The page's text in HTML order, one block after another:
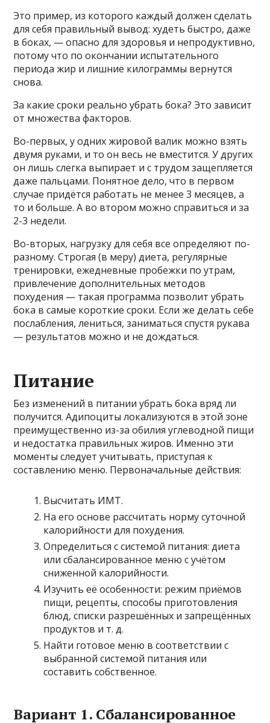
Это пример, из которого каждый должен сделать
для себя правильный вывод: худеть быстро, даже
в боках, — опасно для здоровья и непродуктивно,
потому что по окончании испытательного
периода жир и лишние килограммы вернутся
снова.
За какие сроки реально убрать бока? Это зависит
от множества факторов.
Во-первых, у одних жировой валик можно взять
двумя руками, и то он весь не вместится. У других
он лишь слегка выпирает и с трудом защепляется
даже пальцами. Понятное дело, что в первом
случае придётся работать не менее 3 месяцев, а
то и больше. А во втором можно справиться и за
2-3 недели.
Во-вторых, нагрузку для себя все определяют по-
разному. Строгая (в меру) диета, регулярные
тренировки, ежедневные пробежки по утрам,
привлечение дополнительных методов
похудения — такая программа позволит убрать
бока в самые короткие сроки. Если же делать себе
послабления, лениться, заниматься спустя рукава
— результатов можно и не дождаться.
Питание
Без изменений в питании убрать бока вряд ли
получится. Адипоциты локализуются в этой зоне
преимущественно из-за обилия углеводной пищи
и недостатка правильных жиров. Именно эти
моменты следует учитывать, приступая к
составлению меню. Первоначальные действия:
Высчитать ИМТ.
На его основе рассчитать норму суточной
калорийности для похудения.
Определиться с системой питания: диета
или сбалансированное меню с учётом
сниженной калорийности.
Изучить её особенности: режим приёмов
пищи, рецепты, способы приготовления
блюд, списки разрешённых и запрещённых
продуктов и т. д.
Найти готовое меню в соответствии с
выбранной системой питания или
составить собственное.
Вариант 1. Сбалансированное